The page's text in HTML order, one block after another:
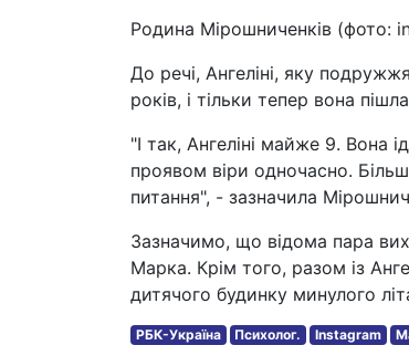
Родина Мірошниченків (фото:
До речі, Ангеліні, яку
років, і тільки тепер вона
"І так, Ангеліні майже 9. Вона
проявом віри одночасно.
питання", - зазначила
Зазначимо, що відома пара
Марка. Крім того, разом із
дитячого будинку минулого
РБК-Україна Психолог. Instagram